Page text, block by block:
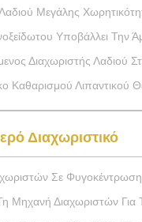
Χωρητικότητας Για
Την Άμεση Πώληση Εργοστασίων
Λαδιού Στερεού
Κίνηση Ζεύξης Για Συνεχή Λειτουργία 24 Ώρες Το 24 / 7
Διαχωριστικό
Τη Σταθερή Διευκρίνιση Πετρελαίου
Για Το Παράνομο Πετρέλαιο